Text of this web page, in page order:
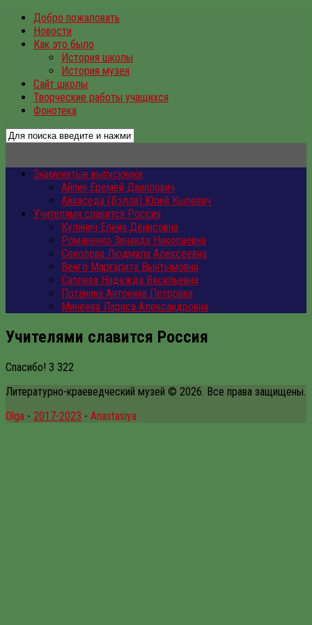
Добро пожаловать
Новости
Как это было
История школы
История музея
Сайт школы
Творческие работы учащихся
Фонотека
Знаменитые выпускники
Айпин Еремей Данилович
Айваседа (Вэлла) Юрий Кылевич
Учителями славится Россия
Кулинич Елена Денисовна
Романенко Зинаида Николаевна
Соколова Людмила Алексеевна
Венго Маргарита Вынтымовна
Саплева Надежда Васильевна
Потанина Антонина Петровна
Минеева Лариса Александровна
Учителями славится Россия
Спасибо! 3 322
Литературно-краеведческий музей © 2026. Все права защищены.
Olga - 2017-2023 - Anastasiya